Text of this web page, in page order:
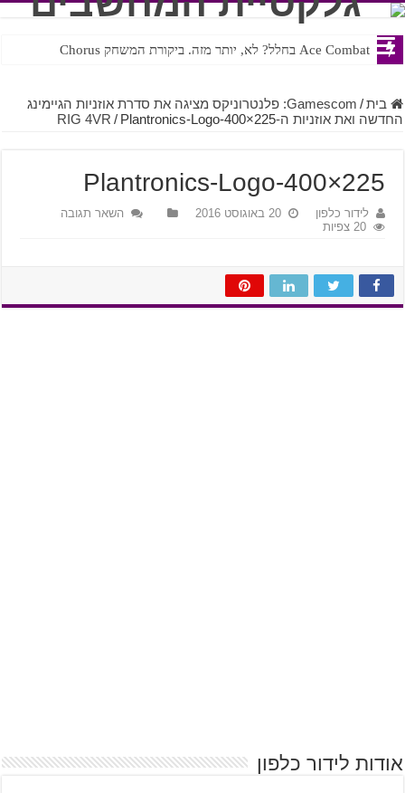
Ace Combat בחלל? לא, יותר מזה. ביקורת המשחק Chorus
Steven Universe והשירים שתורגמו בצורה נוראית לעברית
בית /
Gamescom: פלנטרוניקס מציגה את סדרת אוזניות הגיימינג
החדשה ואת אוזניות ה-RIG 4VR
/ Plantronics-Logo-400×225
Plantronics-Logo-400×225
לידור כלפון 20 באוגוסט 2016
השאר תגובה
20 צפיות
אודות לידור כלפון